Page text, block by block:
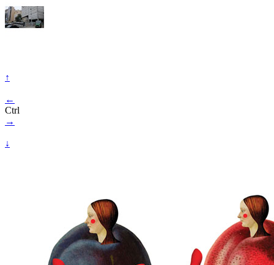
↑
←
Ctrl
→
↓